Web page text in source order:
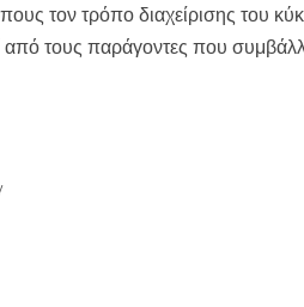
τον τρόπο διαχείρισης του
από τους παράγοντες που